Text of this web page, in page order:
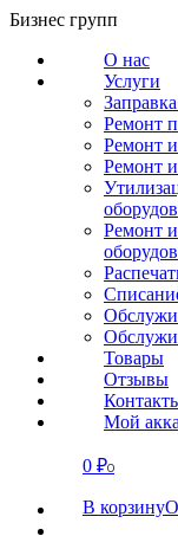
Перейти
содержанию
Бизнес групп
О нас
Услуги
Ремонт
Ремонт
Ремонт
Ремонт
Товары
Отзывы
Мой
0 ₽0
В корзину
СВЯЗАТЬСЯ
О нас